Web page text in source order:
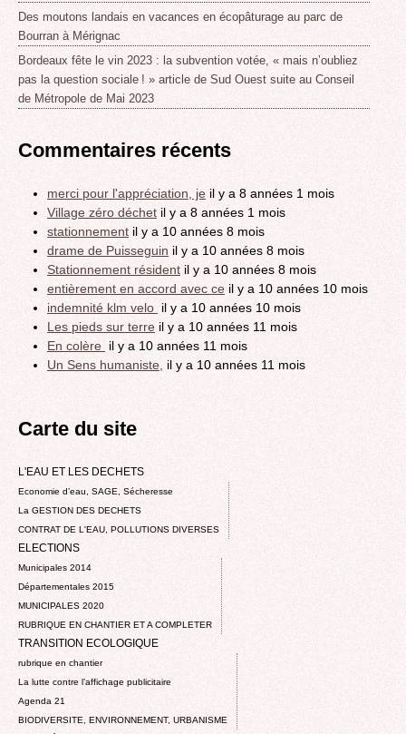
Des moutons landais en vacances en écopâturage au parc de
Bourran à Mérignac
Bordeaux fête le vin 2023 : la subvention votée, « mais n’oubliez
pas la question sociale ! » article de Sud Ouest suite au Conseil
de Métropole de Mai 2023
Commentaires récents
merci pour l'appréciation, je il y a 8 années 1 mois
Village zéro déchet il y a 8 années 1 mois
stationnement il y a 10 années 8 mois
drame de Puisseguin il y a 10 années 8 mois
Stationnement résident il y a 10 années 8 mois
entièrement en accord avec ce il y a 10 années 10 mois
indemnité klm velo il y a 10 années 10 mois
Les pieds sur terre il y a 10 années 11 mois
En colère il y a 10 années 11 mois
Un Sens humaniste, il y a 10 années 11 mois
Carte du site
L'EAU ET LES DECHETS
Economie d’eau, SAGE, Sécheresse
La GESTION DES DECHETS
CONTRAT DE L'EAU, POLLUTIONS DIVERSES
ELECTIONS
Municipales 2014
Départementales 2015
MUNICIPALES 2020
RUBRIQUE EN CHANTIER ET A COMPLETER
TRANSITION ECOLOGIQUE
rubrique en chantier
La lutte contre l’affichage publicitaire
Agenda 21
BIODIVERSITE, ENVIRONNEMENT, URBANISME